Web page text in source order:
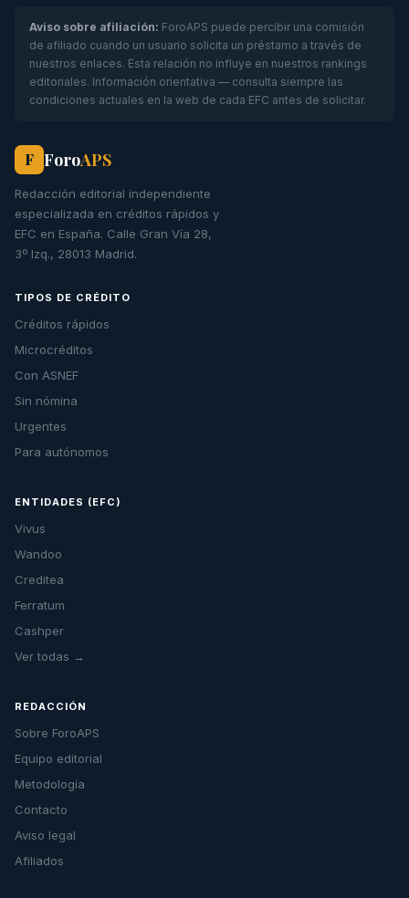
Aviso sobre afiliación: ForoAPS puede percibir una comisión
de afiliado cuando un usuario solicita un préstamo a través de
nuestros enlaces. Esta relación no influye en nuestros rankings
editoriales. Información orientativa — consulta siempre las
condiciones actuales en la web de cada EFC antes de solicitar.
F ForoAPS
Redacción editorial independiente
especializada en créditos rápidos y
EFC en España. Calle Gran Vía 28,
3º Izq., 28013 Madrid.
TIPOS DE CRÉDITO
Créditos rápidos
Microcréditos
Con ASNEF
Sin nómina
Urgentes
Para autónomos
ENTIDADES (EFC)
Vivus
Wandoo
Creditea
Ferratum
Cashper
Ver todas →
REDACCIÓN
Sobre ForoAPS
Equipo editorial
Metodología
Contacto
Aviso legal
Afiliados